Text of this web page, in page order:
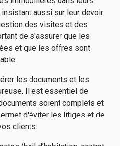
aussi sur leur devoir
des visites et des
de s'assurer que les
et que les offres sont
les documents et les
Il est essentiel de
soient complets et
d'éviter les litiges et de
clients.